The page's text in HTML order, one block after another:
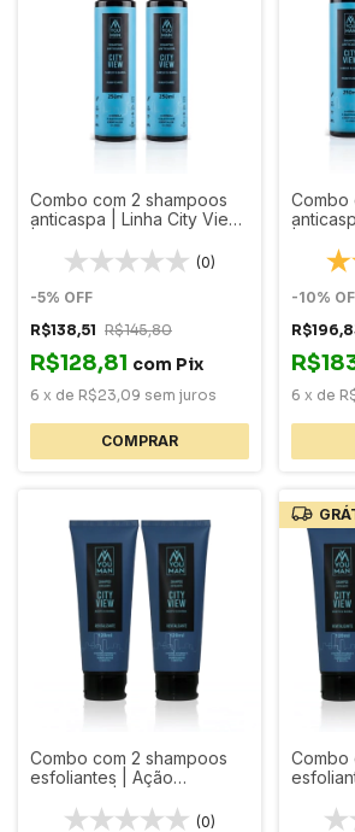
Combo com 2 shampoos
anticaspa | Linha City View
(0)
-5% OFF
R$138,51 R$145,80
R$128,81 com Pix
6 x de R$23,09 sem juros
Combo
-10%
6 x de
Combo com 2 shampoos
esfoliantes | Ação
(0)
Combo